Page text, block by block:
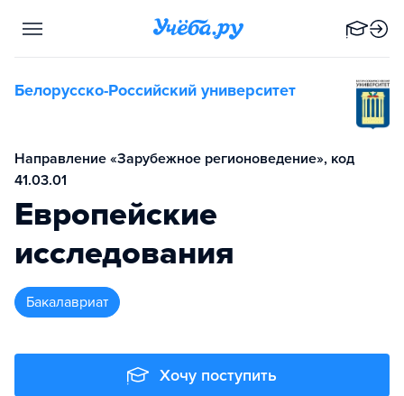
Белорусско-Российский университет
Направление «Зарубежное регионоведение», код
41.03.01
Европейские
исследования
бакалавриат
Хочу поступить